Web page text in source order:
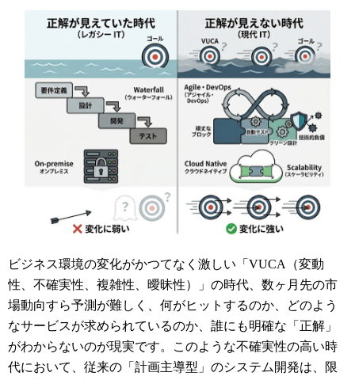
ビジネス環境の変化がかつてなく激しい「VUCA（変動
性、不確実性、複雑性、曖昧性）」の時代、数ヶ月先の市
場動向すら予測が難しく、何がヒットするのか、どのよう
なサービスが求められているのか、誰にも明確な「正解」
がわからないのが現実です。このような不確実性の高い時
代において、従来の「計画主導型」のシステム開発は、限